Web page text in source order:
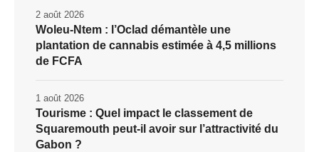
Woleu-Ntem : l’Oclad démantèle une
plantation de cannabis estimée à 4,5 millions
de FCFA
2 août 2026
Tourisme : Quel impact le classement de
Squaremouth peut-il avoir sur l’attractivité du
Gabon ?
1 août 2026